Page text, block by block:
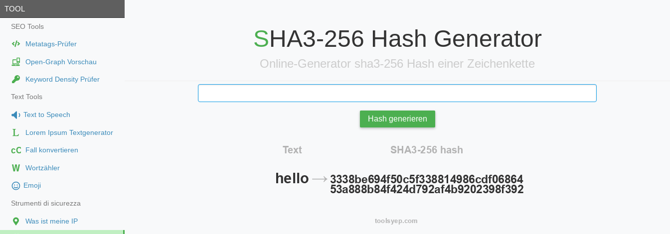
TOOL
SEO Tools
Metatags-Prüfer
Open-Graph Vorschau
Keyword Density Prüfer
Text Tools
Text to Speech
Lorem Ipsum Textgenerator
cC Fall konvertieren
Wortzähler
Emoji
Strumenti di sicurezza
Was ist meine IP
SHA3-256 Hash Generator
Online-Generator sha3-256 Hash einer Zeichenkette
Hash generieren